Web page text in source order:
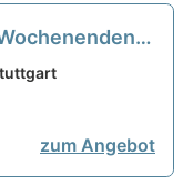
& Harmonie
zum Angebot